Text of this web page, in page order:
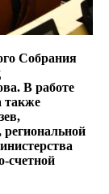
Собрания
В работе
также
региональной
счетной